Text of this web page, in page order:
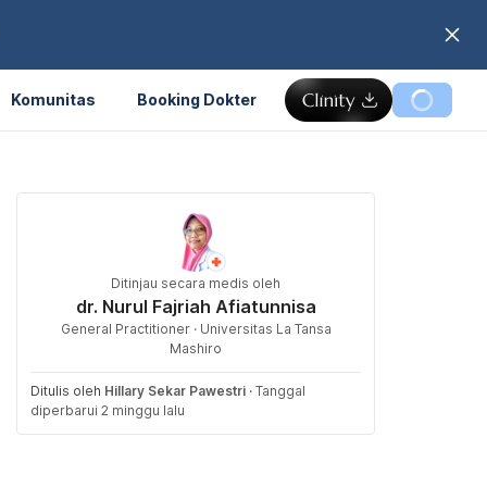
Komunitas Booking Dokter
Ditinjau secara medis oleh
dr. Nurul Fajriah Afiatunnisa
General Practitioner · Universitas La Tansa
Mashiro
Ditulis oleh Hillary Sekar Pawestri · Tanggal
diperbarui 2 minggu lalu